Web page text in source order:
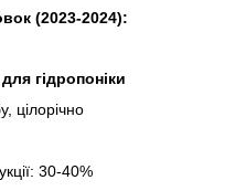
(2023-2024):
гідропоніки
цілорічно
30-40%